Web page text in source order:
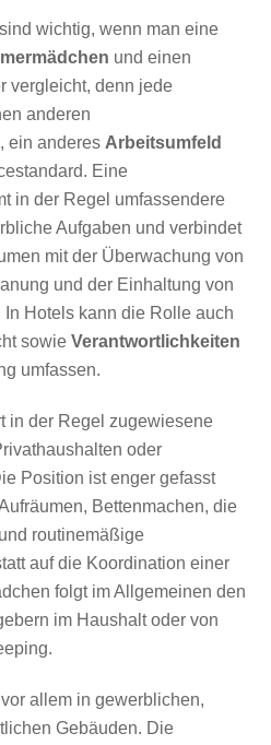
wichtig, wenn man eine
und einen
vergleicht, denn jede
anderen
, ein anderes Arbeitsumfeld
Eine
in der Regel umfassendere
Aufgaben und verbindet
mit der Überwachung von
und der Einhaltung von
In Hotels kann die Rolle auch
sowieVerantwortlichkeiten
umfassen.
in der Regel zugewiesene
oder
Position ist enger gefasst
Bettenmachen, die
routinemäßige
auf die Koordination einer
folgt im Allgemeinen den
im Haushalt oder von
allem in gewerblichen,
Gebäuden. Die